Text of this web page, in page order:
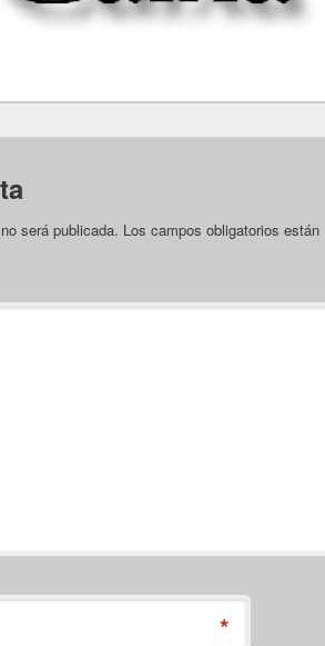
será publicada. Los campos obligatorios están
*